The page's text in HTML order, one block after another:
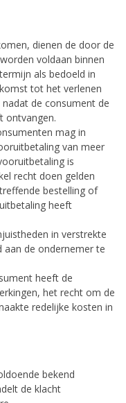
dienen de door de
voldaan binnen
als bedoeld in
tot het verlenen
de consument de
ontvangen.
mag in
van meer
is
recht doen gelden
bestelling of
heeft
in verstrekte
aan de ondernemer te
heeft de
het recht om de
redelijke kosten in
bekend
de klacht